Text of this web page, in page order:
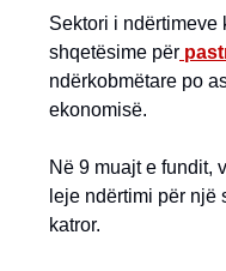
Sektori i ndërtimeve
shqetësime për
ndërkobmëtare po
ekonomisë.
Në 9 muajt e fundit,
leje ndërtimi për një
katror.